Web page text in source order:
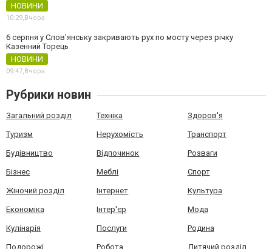
НОВИНИ
10:29,Вчора
6 серпня у Слов'янську закривають рух по мосту через річку
Казенний Торець
НОВИНИ
09:47,Вчора
Рубрики новин
Загальний розділ Техніка Здоров'я
Туризм Нерухомість Транспорт
Будівництво Відпочинок Розваги
Бізнес Меблі Спорт
Жіночий розділ Інтернет Культура
Економіка Інтер'єр Мода
Кулінарія Послуги Родина
Подорожі Робота Дитячий розділ